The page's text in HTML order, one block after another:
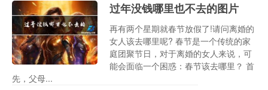
过年没钱哪里也不去的图片
再有两个星期就春节放假了!请问离婚的
女人该去哪里呢? 春节是一个传统的家
庭团聚节日，对于离婚的女人来说，可
能会面临一个困惑：春节该去哪里？ 首
先，父母...